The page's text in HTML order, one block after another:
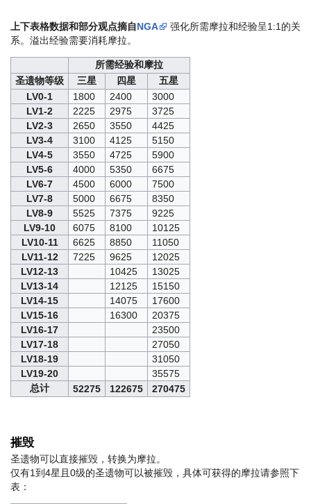
上下表格数据和部分观点摘自NGA
强化所需摩拉和经验呈1:1的关
系。溢出经验需要消耗摩拉。
所需经验和摩拉
圣遗物等级
三星 四星
五星
LV0-1
1800 2400
3000
LV1-2
2225 2975
3725
LV2-3
2650 3550
4425
LV3-4
3100 4125
5150
LV4-5
3550 4725
5900
LV5-6
4000 5350
6675
LV6-7
4500 6000
7500
LV7-8
5000 6675
8350
LV8-9
5525 7375
9225
LV9-10
6075 8100
10125
LV10-11
6625 8850
11050
LV11-12
7225 9625
12025
LV12-13
10425
13025
LV13-14
12125
15150
LV14-15
14075
17600
LV15-16
16300
20375
LV16-17
23500
LV17-18
27050
LV18-19
31050
LV19-20
35575
总计
52275 122675 270475
摧毁
圣遗物可以直接摧毁，转换为摩拉。
仅有1到4星且0级的圣遗物可以被摧毁，具体可获得的摩拉请参照下
表：